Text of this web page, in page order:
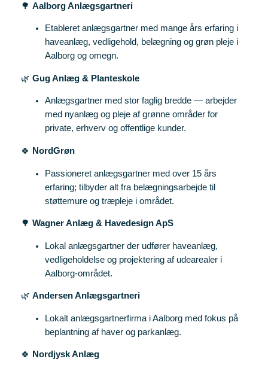
🌳 Aalborg Anlægsgartneri
Etableret anlægsgartner med mange års erfaring i
haveanlæg, vedligehold, belægning og grøn pleje i
Aalborg og omegn.
🌿 Gug Anlæg & Planteskole
Anlægsgartner med stor faglig bredde — arbejder
med nyanlæg og pleje af grønne områder for
private, erhverv og offentlige kunder.
🍀 NordGrøn
Passioneret anlægsgartner med over 15 års
erfaring; tilbyder alt fra belægningsarbejde til
støttemure og træpleje i området.
🌳 Wagner Anlæg & Havedesign ApS
Lokal anlægsgartner der udfører haveanlæg,
vedligeholdelse og projektering af udearealer i
Aalborg‑området.
🌿 Andersen Anlægsgartneri
Lokalt anlægsgartnerfirma i Aalborg med fokus på
beplantning af haver og parkanlæg.
🍀 Nordjysk Anlæg